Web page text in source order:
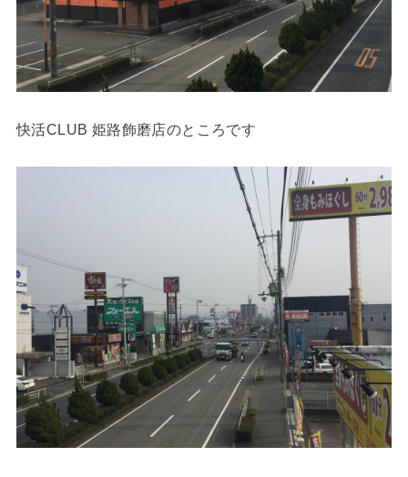
快活CLUB 姫路飾磨店のところです